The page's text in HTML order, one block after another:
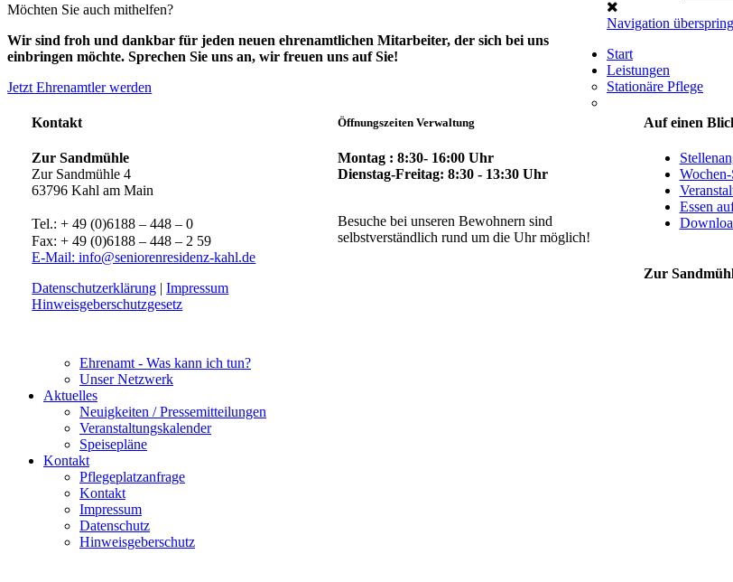
Möchten Sie auch mithelfen?
Wir sind froh und dankbar für jeden neuen ehrenamtlichen Mitarbeiter, der sich bei uns
einbringen möchte. Sprechen Sie uns an, wir freuen uns auf Sie!
Jetzt Ehrenamtler werden
Kontakt
Zur Sandmühle
Zur Sandmühle 4
63796 Kahl am Main
Tel.: + 49 (0)6188 – 448 – 0
Fax: + 49 (0)6188 – 448 – 2 59
E-Mail: info@seniorenresidenz-kahl.de
Datenschutzerklärung |Impressum
Hinweisgeberschutzgesetz
Öffnungszeiten Verwaltung
Montag : 8:30- 16:00 Uhr
Dienstag-Freitag: 8:30 - 13:30 Uhr
Besuche bei unseren Bewohnern sind
selbstverständlich rund um die Uhr möglich!
Auf einen
Essen
Zur
Navigation
Start
Leistungen
Stationäre Pflege
Ehrenamt - Was kann ich tun?
Unser Netzwerk
Aktuelles
Neuigkeiten / Pressemitteilungen
Veranstaltungskalender
Speisepläne
Kontakt
Pflegeplatzanfrage
Kontakt
Impressum
Datenschutz
Hinweisgeberschutz